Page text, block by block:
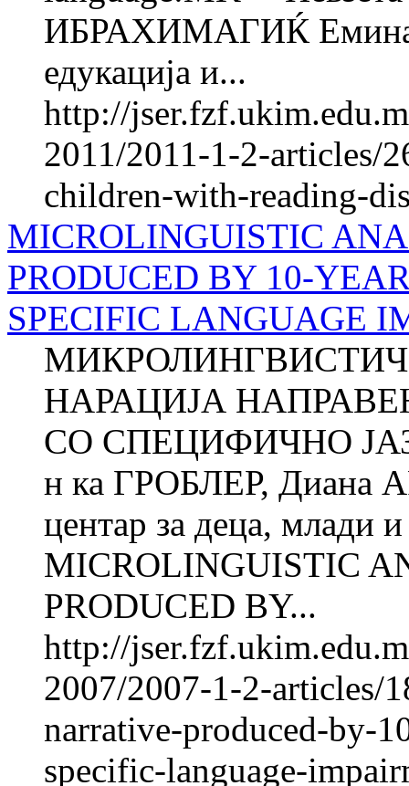
ИБРАХИМАГИЌ
едукација и...
http://
2011/2011-1-2-articles/
children-with-reading-
MICROLINGUISTIC
PRODUCED BY 10-
SPECIFIC LANGUAGE
НАРАЦИЈА
СО СПЕЦИФИЧНО
н ка ГРОБЛЕР, Диана
центар за деца, млади
MICROLINGUISTIC
PRODUCED BY...
http://
2007/2007-1-2-articles/
narrative-produced-by-
specific-language-